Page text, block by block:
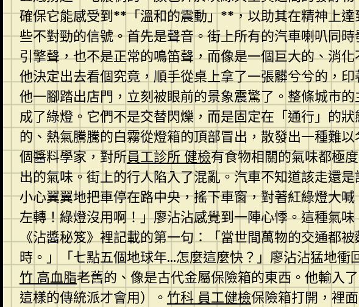
確保它能感受到**「溫和的震動」**，以助其在精神上
些不對勁的信號。首先是聲音。街上所有的汽車喇叭
引擎聲，也不是正常的鳴笛聲，而像是一個巨大的、消
他決定出去看個究竟，順手從桌上拿了一張髒兮兮的，
他一腳踏出店門，立刻被眼前的景象震驚了。整條城市
成了綠燈。它們不是交替閃爍，而是固定在「通行」的
的、熱氣騰騰的白霧從燈箱的頂部冒出，散發出一種難
個醬料學家，對所員工診所 健檢有食物相關的氣味都極
出的氣味。街上的行人陷入了混亂。汽車不知道該走還
小心翼翼地把車停在路中央，搖下車窗，對著紅綠燈大
左轉！綠燈沒用啊！」廖沾沾感覺到一陣心悸。這種氣
《沾醬秘笈》裡記載的第一句：「當世間萬物的交通都
時。」「七點五個地球年…怎麼這麼快？」廖沾沾猛地
竹 高血脂老舊的、像是古代金屬保險箱的東西。他輸入
這樣的傳統派才會用）。 竹科 員工健檢保險箱打開，裡